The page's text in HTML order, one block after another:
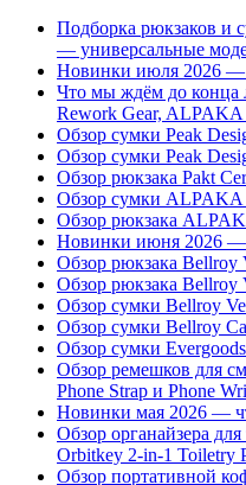
Подборка рюкзаков и
— универсальные
Новинки июля 2026 —
Что мы ждём до конца
Rework Gear, ALPAKA
Обзор сумки Peak
Обзор сумки Peak
Обзор рюкзака Pakt
Обзор сумки ALPAKA
Обзор рюкзака
Новинки июня 2026 —
Обзор рюкзака Bellroy
Обзор рюкзака Bellroy
Обзор сумки Bellroy
Обзор сумки Bellroy
Обзор сумки
Обзор ремешков для
Phone Strap и Phone
Новинки мая 2026 —
Обзор органайзера
Orbitkey 2-in-1 Toiletry
Обзор портативной